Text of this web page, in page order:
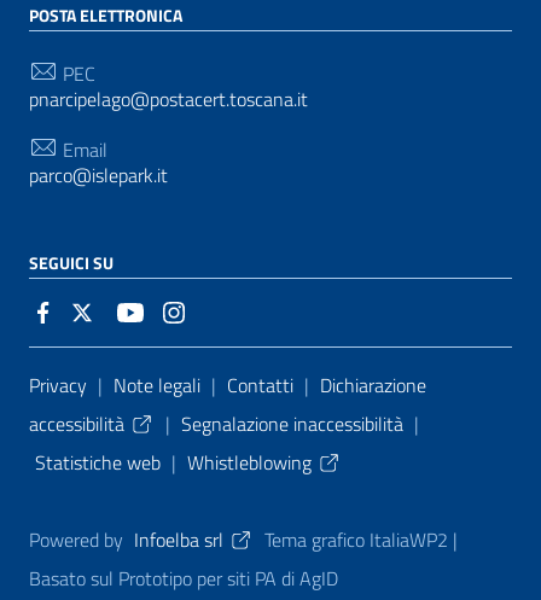
POSTA ELETTRONICA
PEC
pnarcipelago@postacert.toscana.it
Email
parco@islepark.it
SEGUICI SU
Sezione Link Utili
Privacy | Note legali | Contatti | Dichiarazione
accessibilità
| Segnalazione inaccessibilità |
Statistiche web | Whistleblowing
Powered by Infoelba srl
Tema grafico ItaliaWP2 |
Basato sul Prototipo per siti PA di AgID